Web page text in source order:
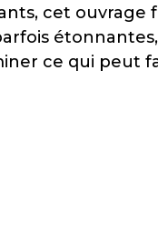
cet ouvrage
ce qui peut